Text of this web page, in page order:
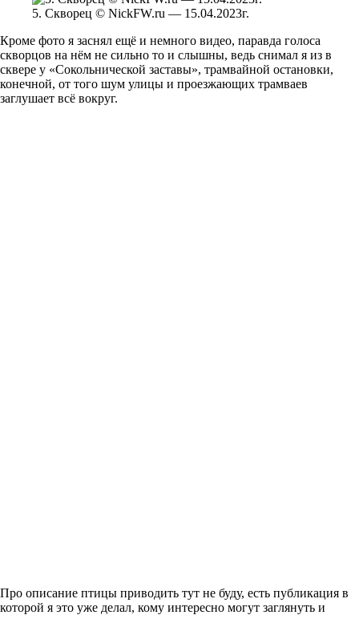
5. Скворец © NickFW.ru — 15.04.2023г.
Кроме фото я заснял ещё и немного видео, паравда голоса
скворцов на нём не сильно то и слышны, ведь снимал я из в
сквере у «Сокольнической заставы», трамвайной остановки,
конечной, от того шум улицы и проезжающих трамваев
заглушает всё вокруг.
Про описание птицы приводить тут не буду, есть публикация в
которой я это уже делал, кому интересно могут заглянуть и